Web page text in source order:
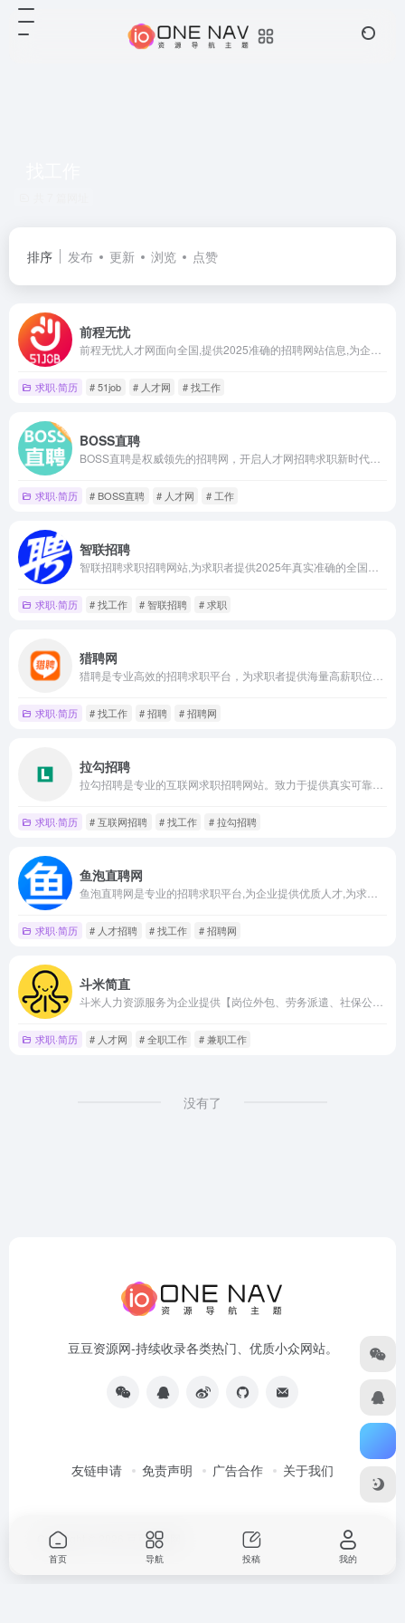
排序 发布 更新 浏览 点赞
前程无忧
求职·简历 # 51job # 人才网 # 找工作
BOSS直聘
求职·简历 # BOSS直聘 # 人才网 # 工作
智联招聘
求职·简历 # 找工作 # 智联招聘 # 求职
猎聘网
求职·简历 # 找工作 # 招聘 # 招聘网
拉勾招聘
求职·简历 # 互联网招聘 # 找工作 # 拉勾招聘
鱼泡直聘网
求职·简历 # 人才招聘 # 找工作 # 招聘网
斗米简直
求职·简历 # 人才网 # 全职工作 # 兼职工作
没有了
豆豆资源网-持续收录各类热门、优质小众网站。
友链申请 免责声明 广告合作 关于我们
Copyright © 2026 豆豆资源网
首页 导航 投稿 我的